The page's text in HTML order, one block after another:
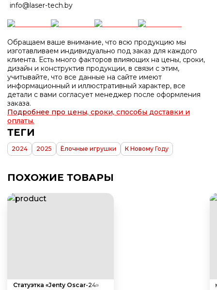
info@laser-tech.by
Обращаем ваше внимание, что всю продукцию мы
изготавливаем индивидуально под заказ для каждого
клиента. Есть много факторов влияющих на цены, сроки,
дизайн и конструктив продукции, в связи с этим,
учитывайте, что все данные на сайте имеют
информационный и иллюстративный характер, все
детали с вами согласует менеджер после оформления
заказа.
Подробнее про цены, сроки, способы доставки и
оплаты.
ТЕГИ
2024 2025 Ёлочные игрушки К Новому Году
ПОХОЖИЕ ТОВАРЫ
Статуэтка «Jenty Oscar-24» Новогодний